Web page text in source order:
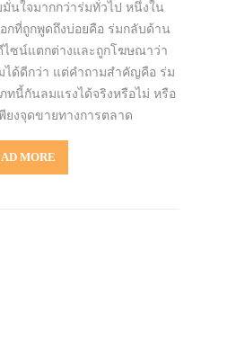
มั่นใจมากกว่าร่มทั่วไป หนึ่งใน
อกที่ถูกพูดถึงบ่อยคือ ร่มกลับด้าน
ไซน์แตกต่างและถูกโฆษณาว่า
ได้ดีกว่า แต่คำถามสำคัญคือ ร่ม
ทนี้กันลมแรงได้จริงหรือไม่ หรือ
ยงจุดขายทางการตลาด
MORE